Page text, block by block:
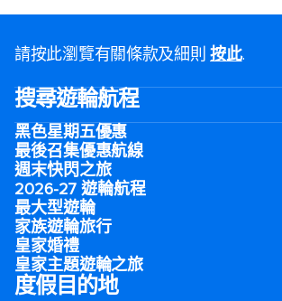
請按此瀏覽有關條款及細則按此.
搜尋遊輪航程
黑色星期五優惠
最後召集優惠航線
週末快閃之旅
2026-27 遊輪航程
最大型遊輪
家族遊輪旅行
皇家婚禮
皇家主題遊輪之旅
度假目的地